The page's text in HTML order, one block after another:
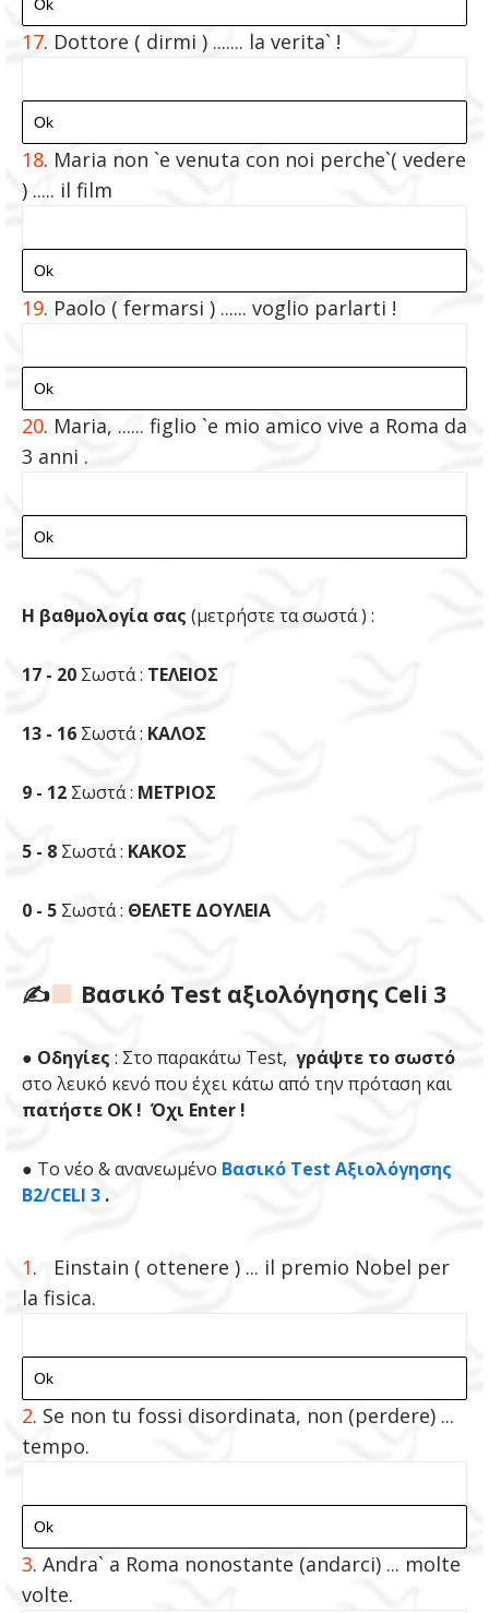
17. Dottore ( dirmi ) ....... la verita` !
18. Maria non `e venuta con noi perche`( vedere
) ..... il film
19. Paolo ( fermarsi ) ...... voglio parlarti !
20. Maria, ...... figlio `e mio amico vive a Roma da
3 anni .
Η βαθμολογία σας (μετρήστε τα σωστά ) :
17 - 20Σωστά : ΤΕΛΕΙΟΣ
13 - 16Σωστά : ΚΑΛΟΣ
9 - 12 Σωστά : ΜΕΤΡΙΟΣ
5 - 8Σωστά : ΚΑΚΟΣ
0 - 5 Σωστά : ΘΕΛΕΤΕ ΔΟΥΛΕΙΑ
✍ Βασικό Test αξιολόγησης Celi 3
● Οδηγίες : Στο παρακάτω Test, γράψτε το σωστό
στο λευκό κενό που έχει κάτω από την πρόταση και
πατήστε ΟΚ ! Όχι Enter !
● To νέο & ανανεωμένο Βασικό Test Αξιολόγησης
Β2/CELI 3.
1. Einstain ( ottenere ) ... il premio Nobel per
la fisica.
2. Se non tu fossi disordinata, non (perdere) ...
tempo.
3. Andra` a Roma nonostante (andarci) ... molte
volte.